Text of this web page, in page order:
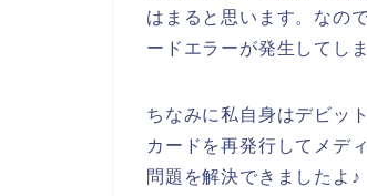
はまると思います。なの
ードエラーが発生してし
ちなみに私自身はデビッ
カードを再発行してメデ
問題を解決できましたよ♪